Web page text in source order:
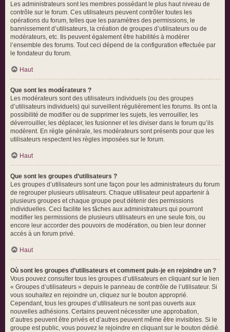
Les administrateurs sont les membres possédant le plus haut niveau de
contrôle sur le forum. Ces utilisateurs peuvent contrôler toutes les
opérations du forum, telles que les paramètres des permissions, le
bannissement d’utilisateurs, la création de groupes d’utilisateurs ou de
modérateurs, etc. Ils peuvent également être habilités à modérer
l’ensemble des forums. Tout ceci dépend de la configuration effectuée par
le fondateur du forum.
Haut
Que sont les modérateurs ?
Les modérateurs sont des utilisateurs individuels (ou des groupes
d’utilisateurs individuels) qui surveillent régulièrement les forums. Ils ont la
possibilité de modifier ou de supprimer les sujets, les verrouiller, les
déverrouiller, les déplacer, les fusionner et les diviser dans le forum qu’ils
modèrent. En règle générale, les modérateurs sont présents pour que les
utilisateurs respectent les règles imposées sur le forum.
Haut
Que sont les groupes d’utilisateurs ?
Les groupes d’utilisateurs sont une façon pour les administrateurs du forum
de regrouper plusieurs utilisateurs. Chaque utilisateur peut appartenir à
plusieurs groupes et chaque groupe peut détenir des permissions
individuelles. Ceci facilite les tâches aux administrateurs qui pourront
modifier les permissions de plusieurs utilisateurs en une seule fois, ou
encore leur accorder des pouvoirs de modération, ou bien leur donner
accès à un forum privé.
Haut
Où sont les groupes d’utilisateurs et comment puis-je en rejoindre un ?
Vous pouvez consulter tous les groupes d’utilisateurs en cliquant sur le lien
« Groupes d’utilisateurs » depuis le panneau de contrôle de l’utilisateur. Si
vous souhaitez en rejoindre un, cliquez sur le bouton approprié.
Cependant, tous les groupes d’utilisateurs ne sont pas ouverts aux
nouvelles adhésions. Certains peuvent nécessiter une approbation,
d’autres peuvent être privés et d’autres peuvent même être invisibles. Si le
groupe est public, vous pouvez le rejoindre en cliquant sur le bouton dédié.